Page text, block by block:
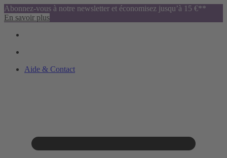
Abonnez-vous à notre newsletter et économisez jusqu’à 15 €**
En savoir plus
Aide & Contact